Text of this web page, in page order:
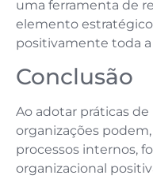
uma ferramenta de
elemento
positivamente toda
Conclusão
Ao adotar práticas
organizações
processos internos,
organizacional